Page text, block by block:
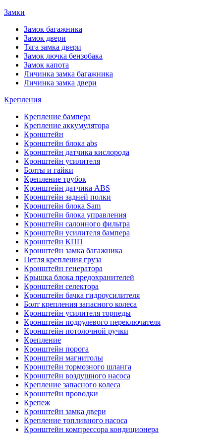
Замки
Замок багажника
Замок двери
Тяга замка двери
Замок лючка бензобака
Замок капота
Личинка замка багажника
Личинка замка двери
Крепления
Крепление бампера
Крепление аккумулятора
Кронштейн
Кронштейн блока abs
Кронштейн датчика кислорода
Кронштейн усилителя
Болты и гайки
Крепление трубок
Кронштейн датчика ABS
Кронштейн задней полки
Кронштейн блока Sam
Кронштейн блока управления
Кронштейн салонного фильтра
Кронштейн усилителя бампера
Кронштейн КПП
Кронштейн замка багажника
Петля крепления груза
Кронштейн генератора
Крышка блока предохранителей
Кронштейн селектора
Кронштейн бачка гидроусилителя
Болт крепления запасного колеса
Кронштейн усилителя торпеды
Кронштейн подрулевого переключателя
Кронштейн потолочной ручки
Крепление
Кронштейн порога
Кронштейн магнитолы
Кронштейн тормозного шланга
Кронштейн воздушного насоса
Крепление запасного колеса
Кронштейн проводки
Крепеж
Кронштейн замка двери
Крепление топливного насоса
Кронштейн компрессора кондиционера